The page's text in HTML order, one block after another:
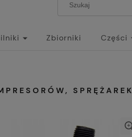
Zbiorniki Części
SPRĘŻAREK